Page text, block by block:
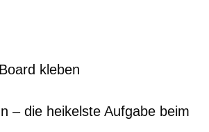
– die heikelste Aufgabe beim